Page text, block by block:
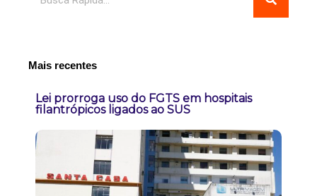
Mais recentes
Lei prorroga uso do FGTS em hospitais
filantrópicos ligados ao SUS